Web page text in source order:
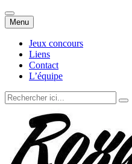
Menu Aller
au
contenu
Jeux concours
Liens
Contact
L’équipe
Recherche
pour